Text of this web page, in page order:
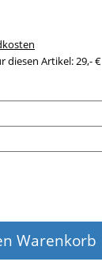
diesen Artikel: 29,- €
Warenkorb